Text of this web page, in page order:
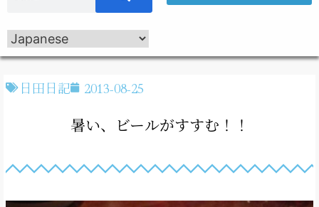
日田日記 2013-08-25
暑い、ビールがすすむ！！